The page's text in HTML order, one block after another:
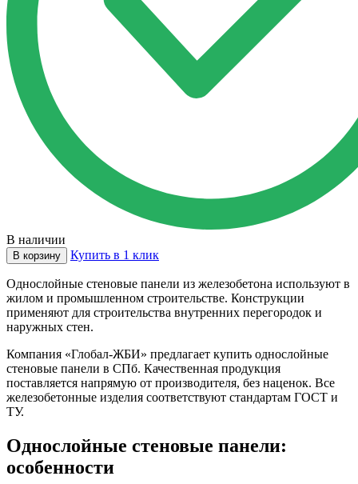
В наличии
В корзину Купить в 1 клик
Однослойные стеновые панели из железобетона используют в
жилом и промышленном строительстве. Конструкции
применяют для строительства внутренних перегородок и
наружных стен.
Компания «Глобал-ЖБИ» предлагает купить однослойные
стеновые панели в СПб. Качественная продукция
поставляется напрямую от производителя, без наценок. Все
железобетонные изделия соответствуют стандартам ГОСТ и
ТУ.
Однослойные стеновые панели:
особенности